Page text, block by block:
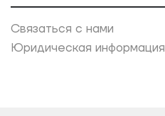
Связаться с нами
Юридическая информация